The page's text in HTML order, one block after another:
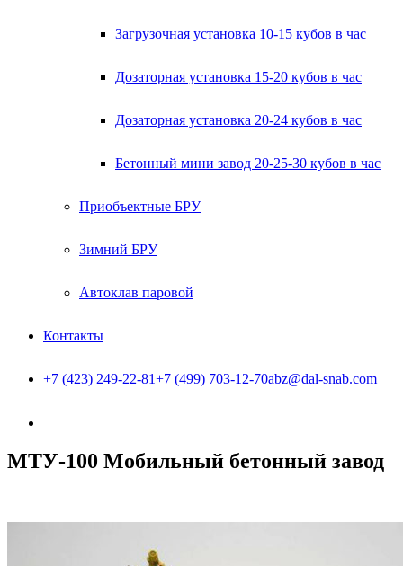
Загрузочная установка 10-15 кубов в час
Дозаторная установка 15-20 кубов в час
Дозаторная установка 20-24 кубов в час
Бетонный мини завод 20-25-30 кубов в час
Приобъектные БРУ
Зимний БРУ
Автоклав паровой
Контакты
+7 (423) 249-22-81+7 (499) 703-12-70abz@dal-snab.com
МТУ-100 Мобильный бетонный завод